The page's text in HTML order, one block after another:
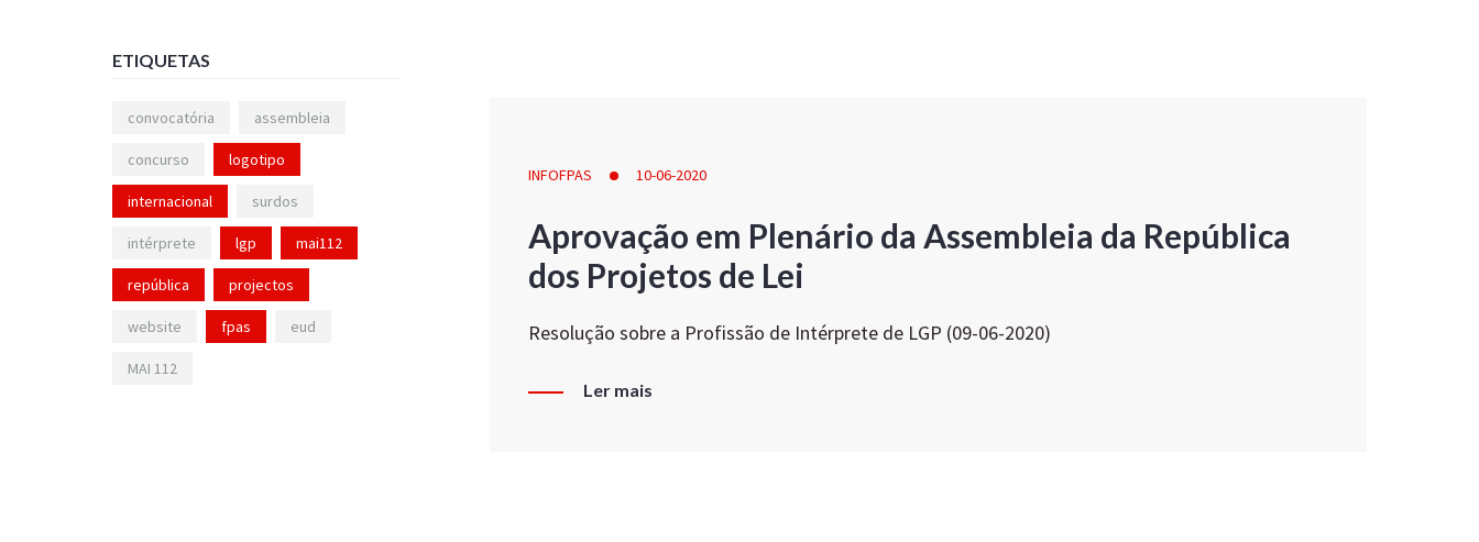
INFOFPAS 10-06-2020
Aprovação em Plenário da Assembleia da República
dos Projetos de Lei
Resolução sobre a Profissão de Intérprete de LGP (09-06-2020)
Ler mais
ETIQUETAS
convocatória assembleia
concurso logotipo
internacional surdos
intérprete lgp mai112
república projectos
website fpas eud
MAI 112